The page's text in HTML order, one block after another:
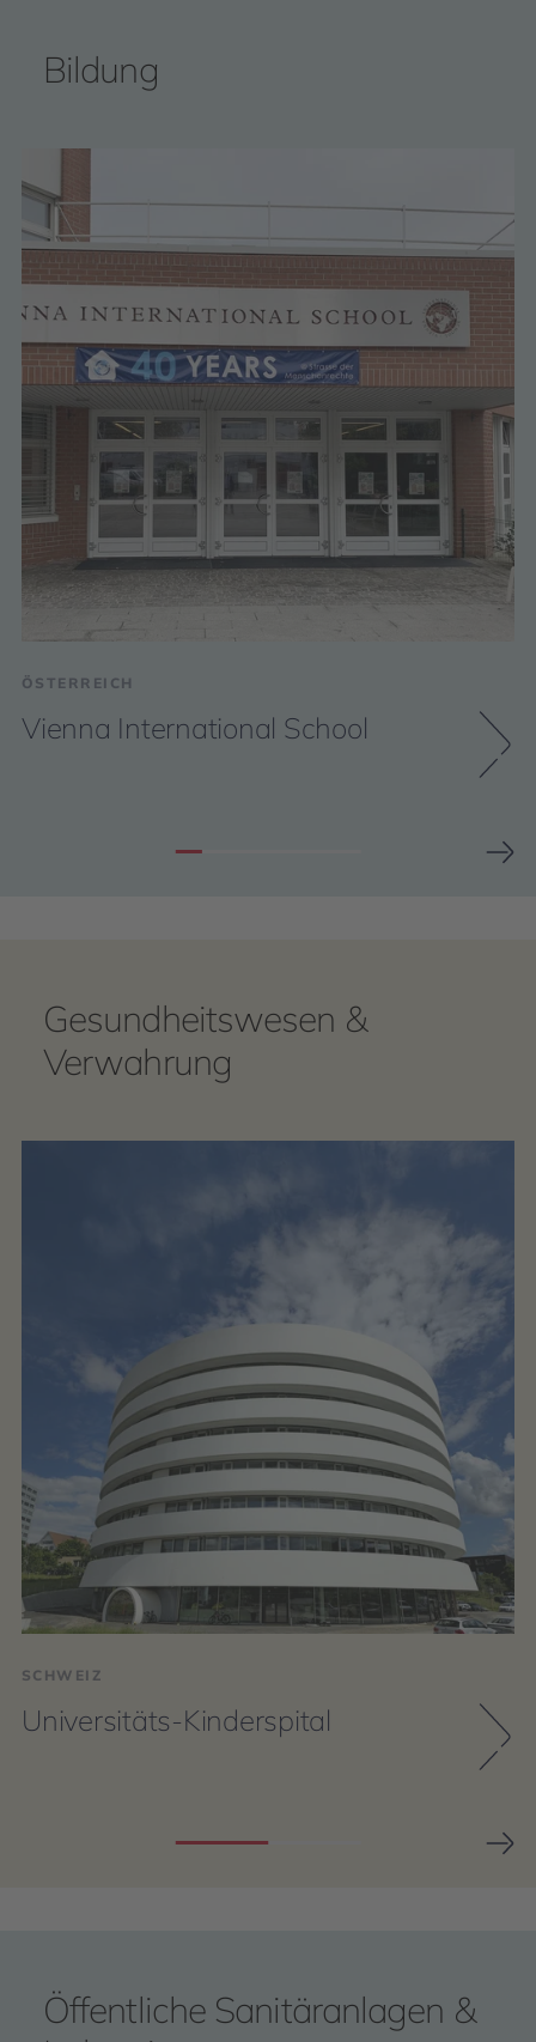
Bildung
ÖSTERREICH
Vienna International School
Gesundheitswesen &
Verwahrung
SCHWEIZ
Universitäts-Kinderspital
Öffentliche Sanitäranlagen &